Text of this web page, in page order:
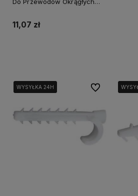
11,07 zł
WYSYŁKA 24H
WYSYŁKA 24H Do ulubionych